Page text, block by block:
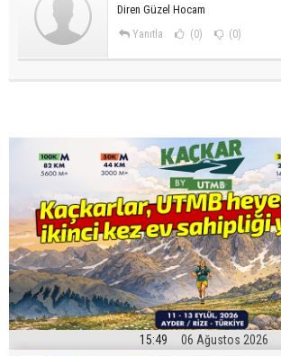
Diren Güzel Hocam
Yanıtla (0) (0)
15:49 06 Ağustos 2026